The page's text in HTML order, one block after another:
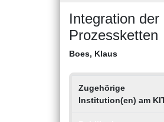
Integration
Prozessketten
Boes, Klaus
Zugehörige
Institution(en) am